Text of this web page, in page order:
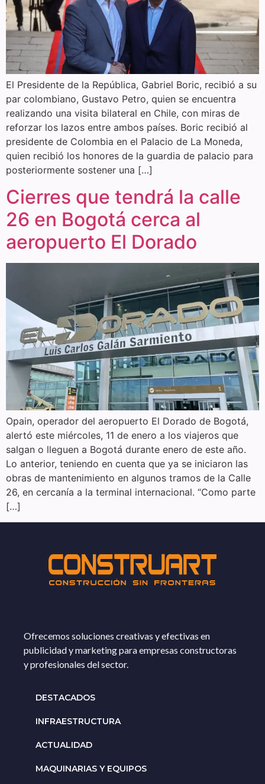
El Presidente de la República, Gabriel Boric, recibió a su
par colombiano, Gustavo Petro, quien se encuentra
realizando una visita bilateral en Chile, con miras de
reforzar los lazos entre ambos países. Boric recibió al
presidente de Colombia en el Palacio de La Moneda,
quien recibió los honores de la guardia de palacio para
posteriormente sostener una […]
Cierres que tendrá la calle
26 en Bogotá cerca al
aeropuerto El Dorado
Opain, operador del aeropuerto El Dorado de Bogotá,
alertó este miércoles, 11 de enero a los viajeros que
salgan o lleguen a Bogotá durante enero de este año.
Lo anterior, teniendo en cuenta que ya se iniciaron las
obras de mantenimiento en algunos tramos de la Calle
26, en cercanía a la terminal internacional. “Como parte
[…]
Ofrecemos soluciones creativas y efectivas en
publicidad y marketing para empresas constructoras
y profesionales del sector.
DESTACADOS
INFRAESTRUCTURA
ACTUALIDAD
MAQUINARIAS Y EQUIPOS